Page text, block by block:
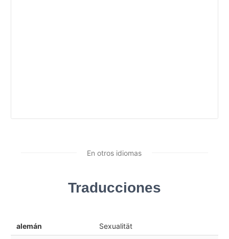
En otros idiomas
Traducciones
alemán Sexualität